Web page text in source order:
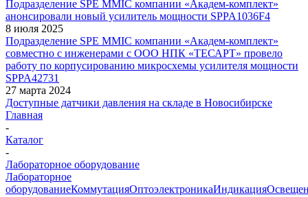
Подразделение SPE MMIC компании «Академ-комплект»
анонсировали новый усилитель мощности SPPA1036F4
8 июля 2025
Подразделение SPE MMIC компании «Академ-комплект»
совместно с инженерами с ООО НПК «ТЕСАРТ» провело
работу по корпусированию микросхемы усилителя мощности
SPPA42731
27 марта 2024
Доступные датчики давления на складе в Новосибирске
Главная
-
Каталог
-
Лабораторное оборудование
Лабораторное
оборудованиеКоммутацияОптоэлектроникаИндикация